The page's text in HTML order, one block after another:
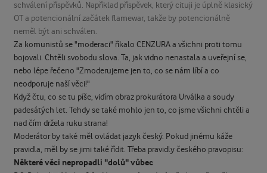
schválení příspěvků. Například příspěvek, který cituji je úplně klasický
OT a potencionální začátek flamewar, takže by potencionálně
neměl být ani schválen.
Za komunistů se "moderaci" říkalo CENZURA a všichni proti tomu
bojovali. Chtěli svobodu slova. Ta, jak vidno nenastala a uveřejní se,
nebo lépe řečeno "Zmoderujeme jen to, co se nám líbí a co
neodporuje naší věci!"
Když čtu, co se tu píše, vidím obraz prokurátora Urválka a soudy
padesátých let. Tehdy se také mohlo jen to, co jsme všichni chtěli a
nad čím držela ruku strana!
Moderátor by také měl ovládat jazyk český. Pokud jinému káže
pravidla, měl by se jimi také řídit. Třeba pravidly českého pravopisu:
Některé věci nepropadli "dolů" vůbec